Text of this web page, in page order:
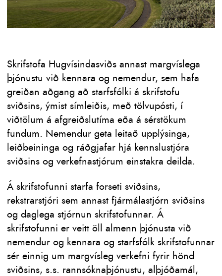
Skrifstofa Hugvísindasviðs annast margvíslega
þjónustu við kennara og nemendur, sem hafa
greiðan aðgang að starfsfólki á skrifstofu
sviðsins, ýmist símleiðis, með tölvupósti, í
viðtölum á afgreiðslutíma eða á sérstökum
fundum. Nemendur geta leitað upplýsinga,
leiðbeininga og ráðgjafar hjá kennslustjóra
sviðsins og verkefnastjórum einstakra deilda.
Á skrifstofunni starfa forseti sviðsins,
rekstrarstjóri sem annast fjármálastjórn sviðsins
og daglega stjórnun skrifstofunnar. Á
skrifstofunni er veitt öll almenn þjónusta við
nemendur og kennara og starfsfólk skrifstofunnar
sér einnig um margvísleg verkefni fyrir hönd
sviðsins, s.s. rannsóknaþjónustu, alþjóðamál,